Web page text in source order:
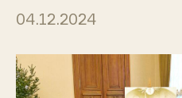
04.12.2024